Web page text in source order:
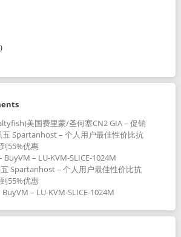
美国费里蒙/圣何塞CN2 GIA – 促销
五 Spartanhost – 个人用户最佳性价比抗
55%优惠
BuyVM – LU-KVM-SLICE-1024M
Spartanhost – 个人用户最佳性价比抗
55%优惠
BuyVM – LU-KVM-SLICE-1024M